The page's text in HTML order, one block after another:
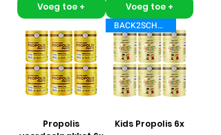
Voeg toe + Voeg toe +
Propolis
BACK2SCHOOL
Kids Propolis 6x